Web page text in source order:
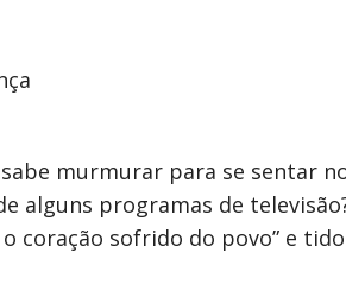
murmurar para se sentar
alguns programas de
coração sofrido do povo” e